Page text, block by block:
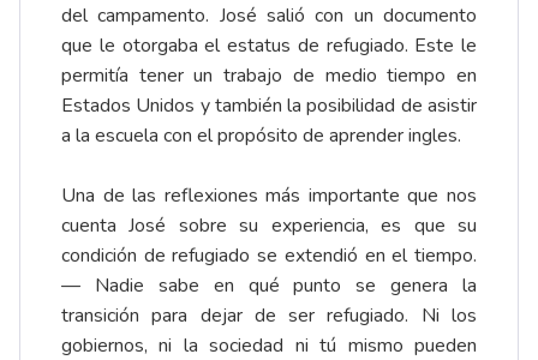
del campamento. José salió con un documento
que le otorgaba el estatus de refugiado. Este le
permitía tener un trabajo de medio tiempo en
Estados Unidos y también la posibilidad de asistir
a la escuela con el propósito de aprender ingles.
Una de las reflexiones más importante que nos
cuenta José sobre su experiencia, es que su
condición de refugiado se extendió en el tiempo.
— Nadie sabe en qué punto se genera la
transición para dejar de ser refugiado. Ni los
gobiernos, ni la sociedad ni tú mismo pueden